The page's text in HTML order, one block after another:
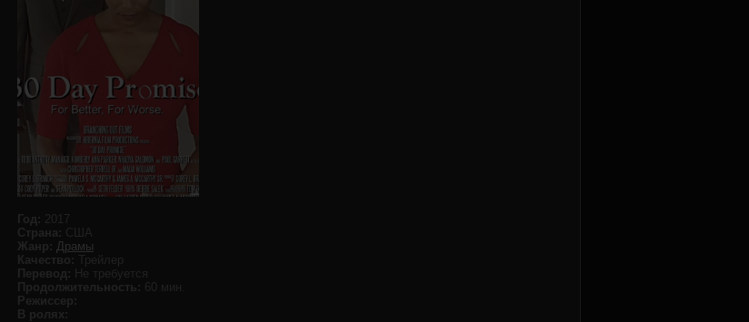
Год: 2017
Страна: США
Жанр: Драмы
Качество: Трейлер
Перевод: Не требуется
Продолжительность: 60 мин.
Режиссер:
В ролях: